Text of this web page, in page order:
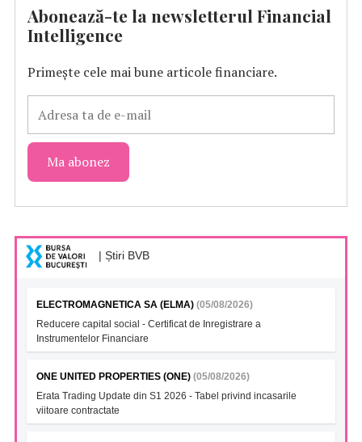
Abonează-te la newsletterul Financial
Intelligence
Primește cele mai bune articole financiare.
| Știri BVB
ELECTROMAGNETICA SA (ELMA) (05/08/2026)
Reducere capital social - Certificat de Inregistrare a
Instrumentelor Financiare
ONE UNITED PROPERTIES (ONE) (05/08/2026)
Erata Trading Update din S1 2026 - Tabel privind incasarile
viitoare contractate